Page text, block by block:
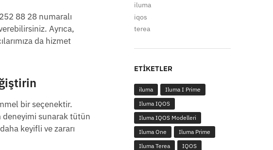
88 28 numaralı
Ayrıca,
da hizmet
bir seçenektir.
deneyimi sunarak tütün
keyifli ve zararı
iluma
iqos
terea
ETIKETLER
iluma
Iluma I Prime
Iluma IQOS
Iluma IQOS Modelleri
Iluma One
Iluma Prime
Iluma Terea
IQOS